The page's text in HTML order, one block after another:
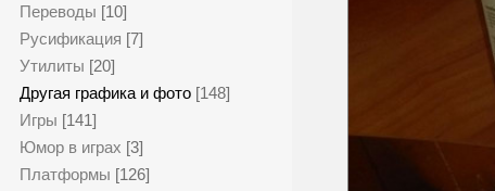
Переводы [10]
Русификация [7]
Утилиты [20]
Другая графика и фото [148]
Игры [141]
Юмор в играх [3]
Платформы [126]